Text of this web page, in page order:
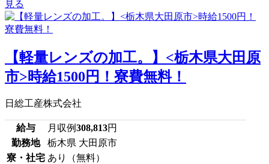
見る
【軽量レンズの加工。】<栃木県大田原
市>時給1500円！寮費無料！
日総工産株式会社
給与 月収例308,813円
勤務地
栃木県 大田原市
寮・社宅 あり（無料）